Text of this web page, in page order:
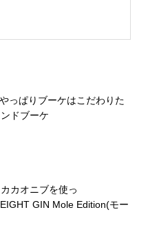
っぱりブーケはこだわりた
ドブーケ
カカオニブを使っ
GIN Mole Edition(モー